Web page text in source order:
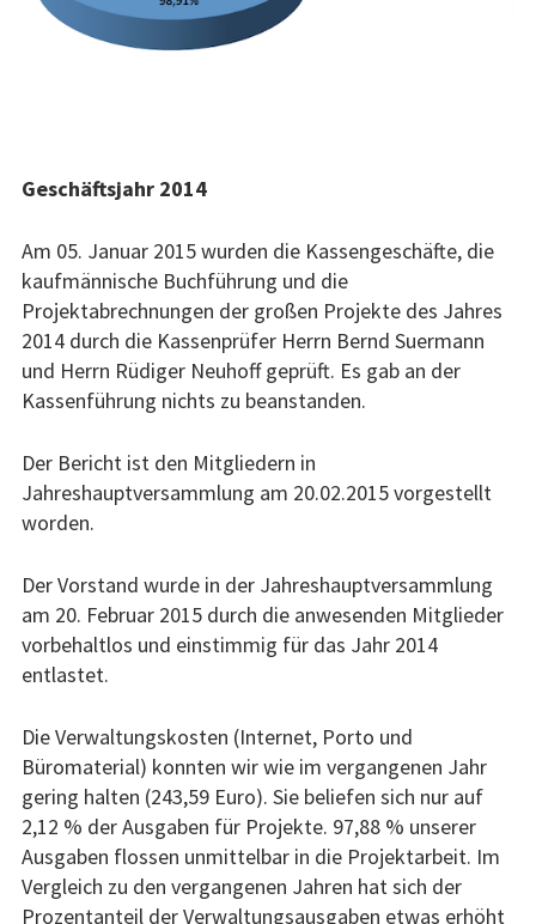
Geschäftsjahr 2014
Am 05. Januar 2015 wurden die Kassengeschäfte, die
kaufmännische Buchführung und die
Projektabrechnungen der großen Projekte des Jahres
2014 durch die Kassenprüfer Herrn Bernd Suermann
und Herrn Rüdiger Neuhoff geprüft. Es gab an der
Kassenführung nichts zu beanstanden.
Der Bericht ist den Mitgliedern in
Jahreshauptversammlung am 20.02.2015 vorgestellt
worden.
Der Vorstand wurde in der Jahreshauptversammlung
am 20. Februar 2015 durch die anwesenden Mitglieder
vorbehaltlos und einstimmig für das Jahr 2014
entlastet.
Die Verwaltungskosten (Internet, Porto und
Büromaterial) konnten wir wie im vergangenen Jahr
gering halten (243,59 Euro). Sie beliefen sich nur auf
2,12 % der Ausgaben für Projekte. 97,88 % unserer
Ausgaben flossen unmittelbar in die Projektarbeit. Im
Vergleich zu den vergangenen Jahren hat sich der
Prozentanteil der Verwaltungsausgaben etwas erhöht